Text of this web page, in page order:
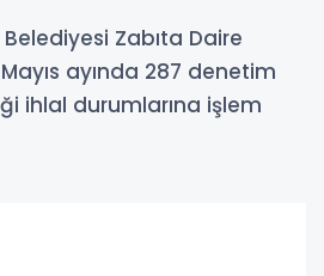
Zabıta Daire
ayında 287 denetim
ihlal durumlarına işlem